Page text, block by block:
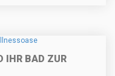
IHR BAD ZUR